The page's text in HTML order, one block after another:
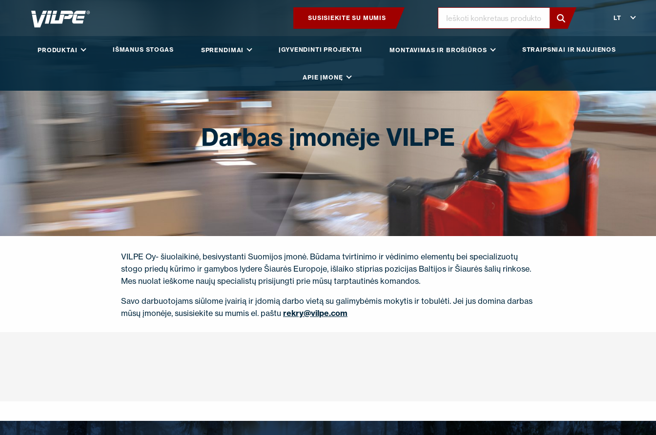
SUSISIEKITE SU MUMIS LT
PRODUKTAI IŠMANUS STOGAS SPRENDIMAI ĮGYVENDINTI PROJEKTAI MONTAVIMAS IR BROŠIŪROS STRAIPSNIAI IR NAUJIENOS
APIE ĮMONĘ
ĮGYVENDINTI PROJEKTAI
MONTAVIMAS IR BROŠIŪROS
STRAIPSNIAI IR NAUJIENOS
APIE ĮMONĘ
SUSISIEKITE SU MUMIS
Darbas įmonėje VILPE
VILPE ​​Oy- šiuolaikinė, besivystanti Suomijos įmonė. Būdama tvirtinimo ir vėdinimo elementų bei specializuotų
stogo priedų kūrimo ir gamybos lydere Šiaurės Europoje, išlaiko stiprias pozicijas Baltijos ir Šiaurės šalių rinkose.
Mes nuolat ieškome naujų specialistų prisijungti prie mūsų tarptautinės komandos.
Savo darbuotojams siūlome įvairią ir įdomią darbo vietą su galimybėmis mokytis ir tobulėti. Jei jus domina darbas
mūsų įmonėje, susisiekite su mumis el. paštu rekry@vilpe.com